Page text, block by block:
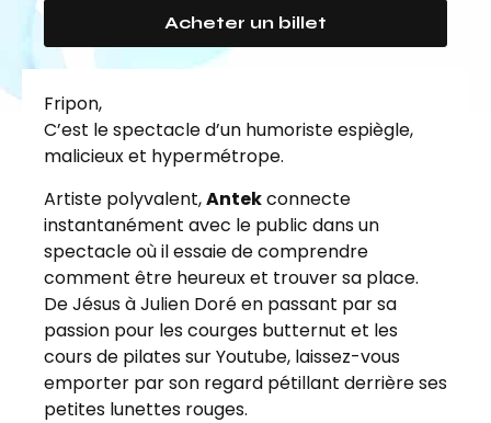
Acheter un billet
Fripon,
C’est le spectacle d’un humoriste espiègle,
malicieux et hypermétrope.
Artiste polyvalent,Antekconnecte
instantanément avec le public dans un
spectacle où il essaie de comprendre
comment être heureux et trouver sa place.
De Jésus à Julien Doré en passant par sa
passion pour les courges butternut et les
cours de pilates sur Youtube, laissez-vous
emporter par son regard pétillant derrière ses
petites lunettes rouges.